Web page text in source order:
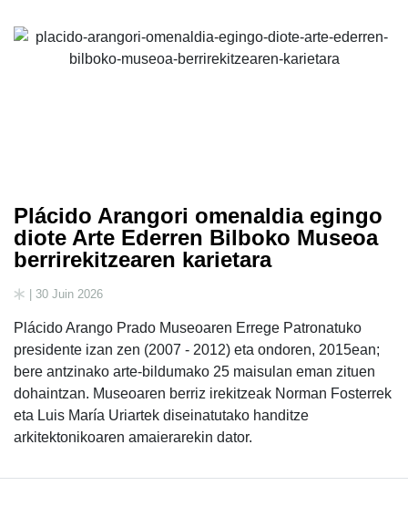
Plácido Arangori omenaldia egingo
diote Arte Ederren Bilboko Museoa
berrirekitzearen karietara
| 30 Juin 2026
Plácido Arango Prado Museoaren Errege Patronatuko
presidente izan zen (2007 - 2012) eta ondoren, 2015ean;
bere antzinako arte-bildumako 25 maisulan eman zituen
dohaintzan. Museoaren berriz irekitzeak Norman Fosterrek
eta Luis María Uriartek diseinatutako handitze
arkitektonikoaren amaierarekin dator.